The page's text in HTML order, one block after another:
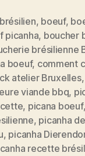
, boeuf,
picanha, boucher
brésilienne
boeuf, comment
atelier Bruxelles,
viande bbq,
, picana boeuf,
, picanha
, picanha
recette